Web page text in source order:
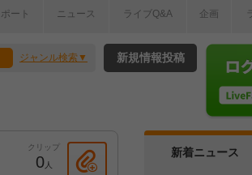
ート ニュース ライブQ&A 企画
ジャンル検索 新規情報投稿
クリップ
0人
新着ニュース